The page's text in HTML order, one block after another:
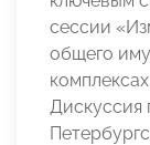
сессии
общего
Дискуссия